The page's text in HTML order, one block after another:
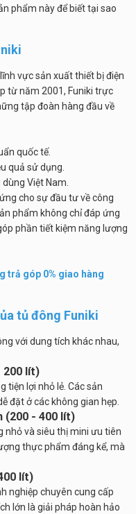
phẩm này để biết tại sao
vực sản xuất thiết bị điện
từ năm 2001, Funiki trực
tập đoàn hàng đầu về
quốc tế.
quả sử dụng.
Việt Nam.
cho sự đầu tư về công
phẩm không chỉ đáp ứng
phần tiết kiệm năng lượng
trả góp 0% giao hàng
tủ đông Funiki
với dung tích khác nhau,
200 lít)
tiện lợi nhỏ lẻ. Các sản
đặt ở các không gian hẹp.
(200 - 400 lít)
nhỏ và siêu thị mini ưu tiên
thực phẩm đáng kể, mà
lít)
nghiệp chuyên cung cấp
lớn là giải pháp hoàn hảo